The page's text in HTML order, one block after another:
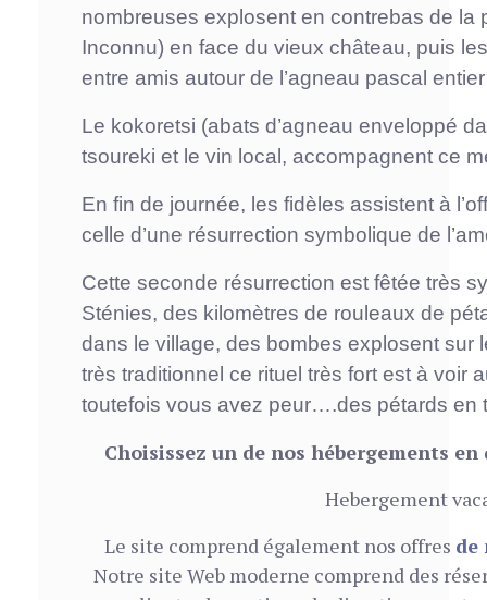
nombreuses explosent en contrebas de la
Inconnu) en face du vieux château, puis
entre amis autour de l’agneau pascal
Le kokoretsi (abats d’agneau enveloppé
tsoureki et le vin local, accompagnent ce
En fin de journée, les fidèles assistent à
celle d’une résurrection symbolique de
Cette seconde résurrection est fêtée très
Sténies, des kilomètres de rouleaux de
dans le village, des bombes explosent
très traditionnel ce rituel très fort est à voir
toutefois vous avez peur….des pétards en
Choisissez un de nos hébergements
Hebergement
Le site comprend également nos offres de
Notre site Web moderne comprend des